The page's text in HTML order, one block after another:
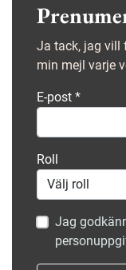
Ja tack, jag vill
min mejl varje
E-post *
Roll
Jag